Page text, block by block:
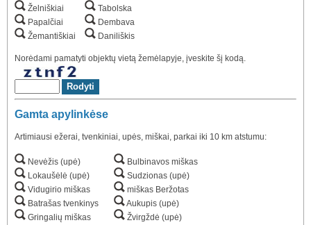
Želniškiai
Papalčiai
Žemantiškiai
Tabolska
Dembava
Daniliškis
Norėdami pamatyti objektų vietą žemėlapyje, įveskite šį kodą.
Gamta apylinkėse
Artimiausi ežerai, tvenkiniai, upės, miškai, parkai iki 10 km atstumu:
Nevėžis (upė)
Lokaušėlė (upė)
Vidugirio miškas
Batrašas tvenkinys
Gringalių miškas
Bulbinavos miškas
Sudzionas (upė)
miškas Beržotas
Aukupis (upė)
Žvirgždė (upė)